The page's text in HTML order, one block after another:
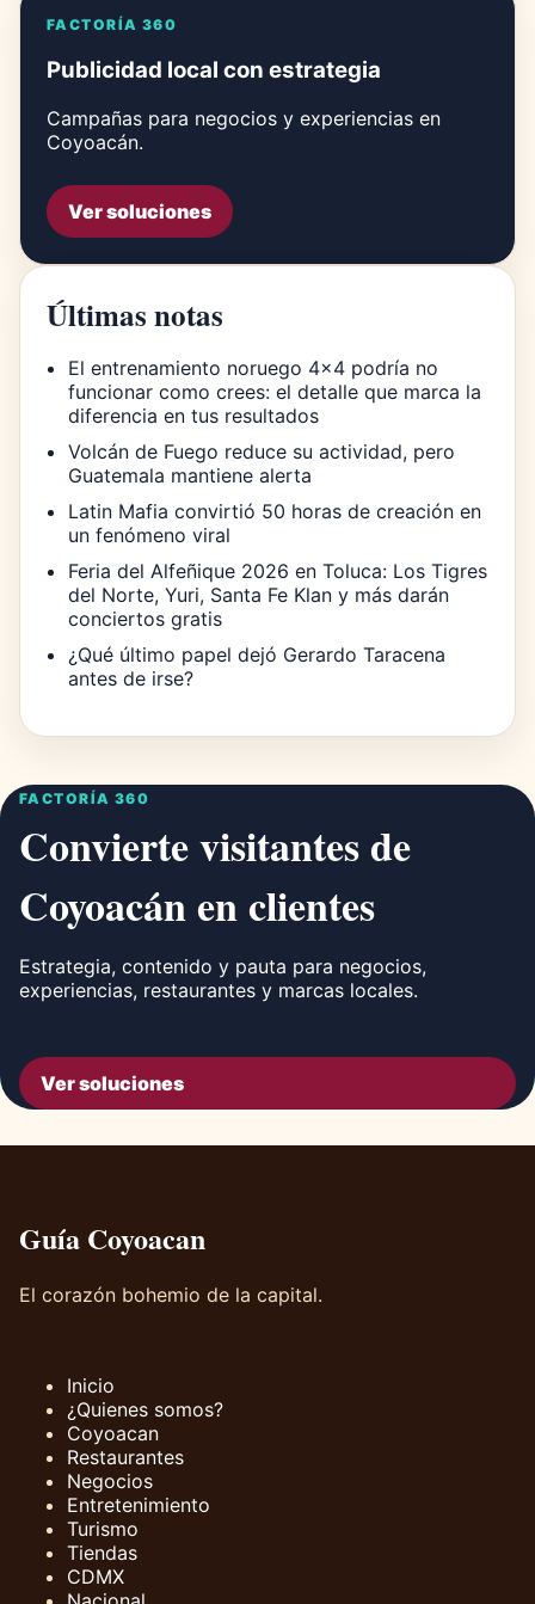
FACTORÍA 360
Publicidad local con estrategia
Campañas para negocios y experiencias en
Coyoacán.
Ver soluciones
Últimas notas
El entrenamiento noruego 4×4 podría no
funcionar como crees: el detalle que marca la
diferencia en tus resultados
Volcán de Fuego reduce su actividad, pero
Guatemala mantiene alerta
Latin Mafia convirtió 50 horas de creación en
un fenómeno viral
Feria del Alfeñique 2026 en Toluca: Los Tigres
del Norte, Yuri, Santa Fe Klan y más darán
conciertos gratis
¿Qué último papel dejó Gerardo Taracena
antes de irse?
FACTORÍA 360
Convierte visitantes de
Coyoacán en clientes
Estrategia, contenido y pauta para negocios,
experiencias, restaurantes y marcas locales.
Ver soluciones
Guía Coyoacan
El corazón bohemio de la capital.
Inicio
¿Quienes somos?
Coyoacan
Restaurantes
Negocios
Entretenimiento
Turismo
Tiendas
CDMX